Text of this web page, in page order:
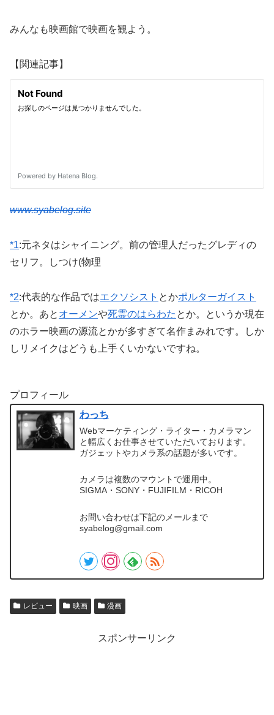
みんなも映画館で映画を観よう。
【関連記事】
www.syabelog.site
*1:元ネタはシャイニング。前の管理人だったグレディの
セリフ。しつけ(物理
*2:代表的な作品ではエクソシスト とかポルターガイスト
とか。あと オーメンや死霊のはらわた とか。というか現在
のホラー映画の源流とかが多すぎて名作まみれです。しか
しリメイクはどうも上手くいかないですね。
プロフィール
わっち
Webマーケティング・ライター・カメラマン
と幅広くお仕事させていただいております。
ガジェットやカメラ系の話題が多いです。
カメラは複数のマウントで運用中。
SIGMA・SONY・FUJIFILM・RICOH
お問い合わせは下記のメールまで
syabelog@gmail.com
レビュー 映画 漫画
スポンサーリンク